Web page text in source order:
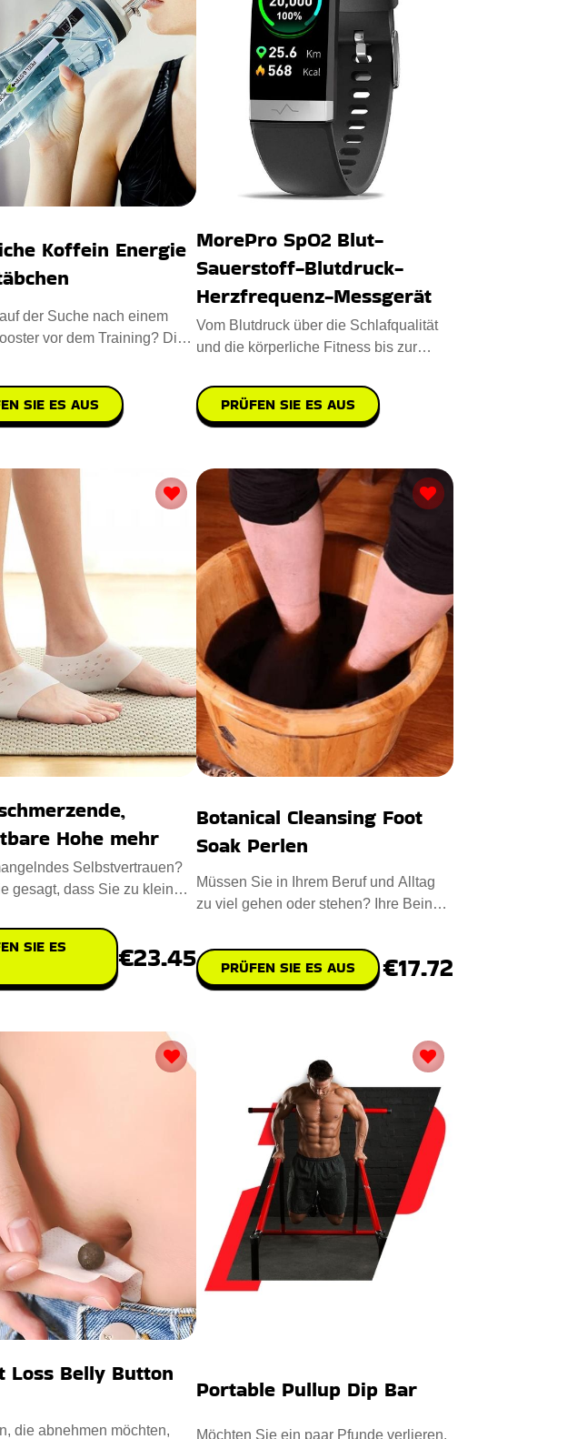
Koffein Energie
der Suche nach einem
vor dem Training? Die
SIE ES AUS
MorePro SpO2 Blut-
Sauerstoff-Blutdruck-
Herzfrequenz-Messgerät
Vom Blutdruck über die Schlafqualität
und die körperliche Fitness bis zur
PRÜFEN SIE ES AUS
Hohe mehr
Selbstvertrauen?
gesagt, dass Sie zu klein
SIE ES
€23.45
Botanical Cleansing Foot
Soak Perlen
Müssen Sie in Ihrem Beruf und Alltag
zu viel gehen oder stehen? Ihre Beine
PRÜFEN SIE ES AUS €17.72
Loss Belly Button
die abnehmen möchten,
Portable Pullup Dip Bar
Möchten Sie ein paar Pfunde verlieren,